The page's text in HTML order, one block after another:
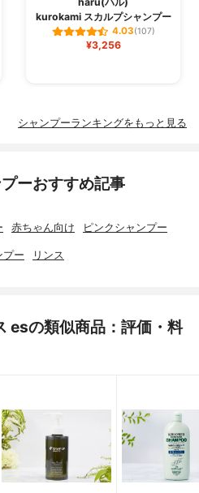
kurokami スカルプシャンプー
4.03(107)
¥3,256
シャンプーランキングをもっと見る
ーおすすめ記事
赤ちゃん向け ピンクシャンプー
プー リンス
esの類似商品：評価・料